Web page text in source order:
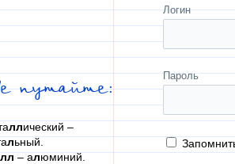
ллический –
льный.
лл– алюминий.
Логин
Пароль